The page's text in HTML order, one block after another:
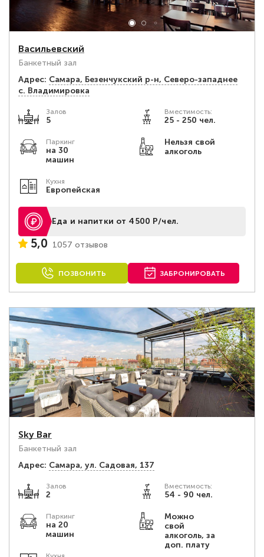
Васильевский
Банкетный зал
Адрес: Самара, Безенчукский р-н, Северо-западнее
с. Владимировка
Залов
5
Вместимость:
25 - 250 чел.
Паркинг
на 30
машин
Нельзя свой
алкоголь
Кухня
Европейская
Еда и напитки от 4500 Р/чел.
5,0 1057 отзывов
ПОЗВОНИТЬ ЗАБРОНИРОВАТЬ
Sky Bar
Банкетный зал
Адрес: Самара, ул. Садовая, 137
Залов
2
Вместимость:
54 - 90 чел.
Паркинг
на 20
машин
Можно
свой
алкоголь, за
доп. плату